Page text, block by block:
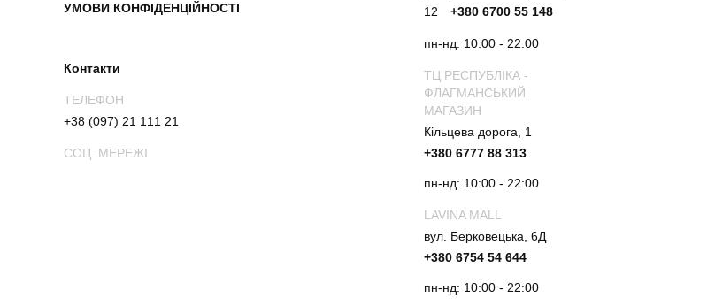
УМОВИ КОНФІДЕНЦІЙНОСТІ
Контакти
ТЕЛЕФОН
+38 (097) 21 111 21
СОЦ. МЕРЕЖІ
12
+380 6700 55 148
пн-нд: 10:00 - 22:00
ТЦ РЕСПУБЛІКА -
ФЛАГМАНСЬКИЙ
МАГАЗИН
Кільцева дорога, 1
+380 6777 88 313
пн-нд: 10:00 - 22:00
LAVINA MALL
вул. Берковецька, 6Д
+380 6754 54 644
пн-нд: 10:00 - 22:00